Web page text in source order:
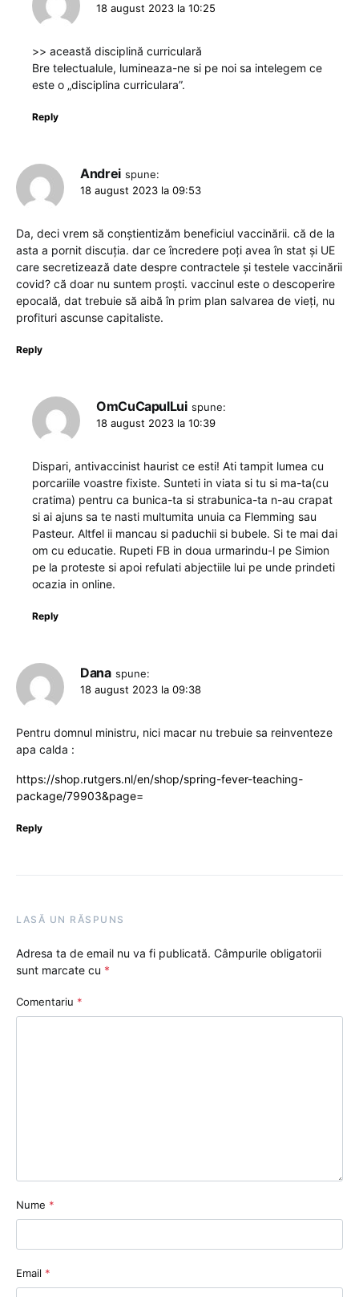
18 august 2023 la 10:25
>> această disciplină curriculară
Bre telectualule, lumineaza-ne si pe noi sa intelegem ce
este o „disciplina curriculara”.
Reply
Andrei spune:
18 august 2023 la 09:53
Da, deci vrem să conștientizăm beneficiul vaccinării. că de la
asta a pornit discuția. dar ce încredere poți avea în stat și UE
care secretizează date despre contractele și testele vaccinării
covid? că doar nu suntem proști. vaccinul este o descoperire
epocală, dat trebuie să aibă în prim plan salvarea de vieți, nu
profituri ascunse capitaliste.
Reply
OmCuCapulLui spune:
18 august 2023 la 10:39
Dispari, antivaccinist haurist ce esti! Ati tampit lumea cu
porcariile voastre fixiste. Sunteti in viata si tu si ma-ta(cu
cratima) pentru ca bunica-ta si strabunica-ta n-au crapat
si ai ajuns sa te nasti multumita unuia ca Flemming sau
Pasteur. Altfel ii mancau si paduchii si bubele. Si te mai dai
om cu educatie. Rupeti FB in doua urmarindu-l pe Simion
pe la proteste si apoi refulati abjectiile lui pe unde prindeti
ocazia in online.
Reply
Dana spune:
18 august 2023 la 09:38
Pentru domnul ministru, nici macar nu trebuie sa reinventeze
apa calda :
https://shop.rutgers.nl/en/shop/spring-fever-teaching-
package/79903&page=
Reply
LASĂ UN RĂSPUNS
Adresa ta de email nu va fi publicată. Câmpurile obligatorii
sunt marcate cu *
Comentariu *
Nume *
Email *